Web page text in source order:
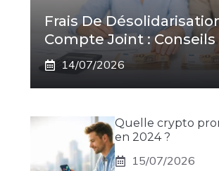
Frais De
Compte Joint : Conseils
14/07/2026
Quelle crypto
en 2024 ?
15/07/2026